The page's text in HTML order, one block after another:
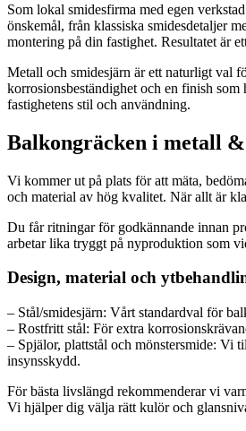
Som lokal smidesfirma med egen
önskemål, från klassiska smidesdetaljer
montering på din fastighet. Resultatet är
Metall och smidesjärn är ett naturligt val
korrosionsbeständighet och en finish
fastighetens stil och användning.
Balkongräcken i metall
Vi kommer ut på plats för att mäta,
och material av hög kvalitet. När allt är
Du får ritningar för godkännande innan
arbetar lika tryggt på nyproduktion som
Design, material och
– Stål/smidesjärn: Vårt standardval för
– Rostfritt stål: För extra
– Spjälor, plattstål och mönstersmide: Vi
insynsskydd.
För bästa livslängd rekommenderar vi
Vi hjälper dig välja rätt kulör och